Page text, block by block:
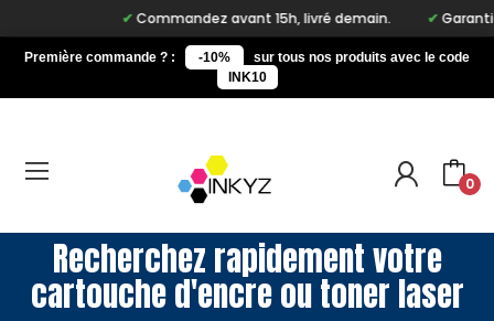
Commandez avant 15h, livré demain. Garantie
Première commande ? : -10%
sur tous nos produits avec le code
INK10
0
Recherchez rapidement votre
cartouche d'encre ou toner laser